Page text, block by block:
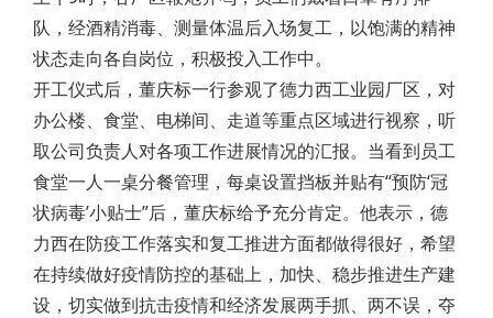
队，经酒精消毒、测量体温后入场复工，以饱满的精神
状态走向各自岗位，积极投入工作中。
开工仪式后，董庆标一行参观了德力西工业园厂区，对
办公楼、食堂、电梯间、走道等重点区域进行视察，听
取公司负责人对各项工作进展情况的汇报。当看到员工
食堂一人一桌分餐管理，每桌设置挡板并贴有“预防‘冠
状病毒’小贴士”后，董庆标给予充分肯定。他表示，德
力西在防疫工作落实和复工推进方面都做得很好，希望
在持续做好疫情防控的基础上，加快、稳步推进生产建
设，切实做到抗击疫情和经济发展两手抓、两不误，夺